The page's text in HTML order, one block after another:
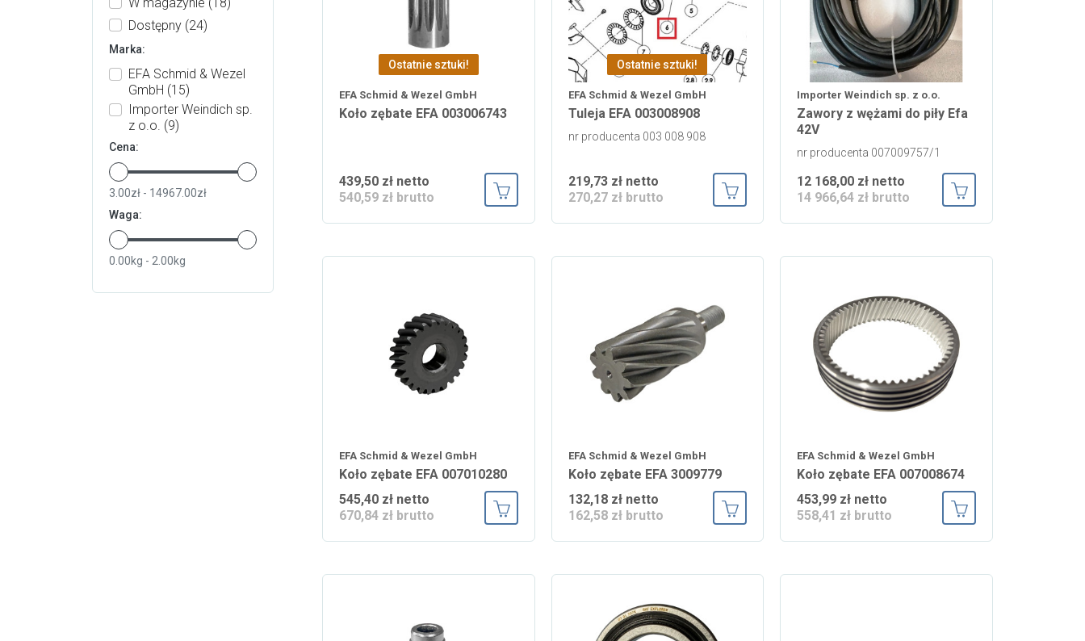
Dostępny (24)
Marka:
EFA Schmid & Wezel
GmbH (15)
Importer Weindich sp.
z o.o. (9)
Cena:
3.00zł - 14967.00zł
Waga:
0.00kg - 2.00kg
Ostatnie sztuki!
EFA Schmid & Wezel GmbH
Koło zębate EFA 003006743
439,50 zł netto
540,59 zł brutto
Ostatnie sztuki!
EFA Schmid & Wezel GmbH
Tuleja EFA 003008908
nr producenta 003 008 908
219,73 zł netto
270,27 zł brutto
Importer Weindich sp. z o.o.
Zawory z wężami do piły Efa
42V
nr producenta 007009757/1
12 168,00 zł netto
14 966,64 zł brutto
EFA Schmid & Wezel GmbH
Koło zębate EFA 007010280
545,40 zł netto
670,84 zł brutto
EFA Schmid & Wezel GmbH
Koło zębate EFA 3009779
132,18 zł netto
162,58 zł brutto
EFA Schmid & Wezel GmbH
Koło zębate EFA 007008674
453,99 zł netto
558,41 zł brutto